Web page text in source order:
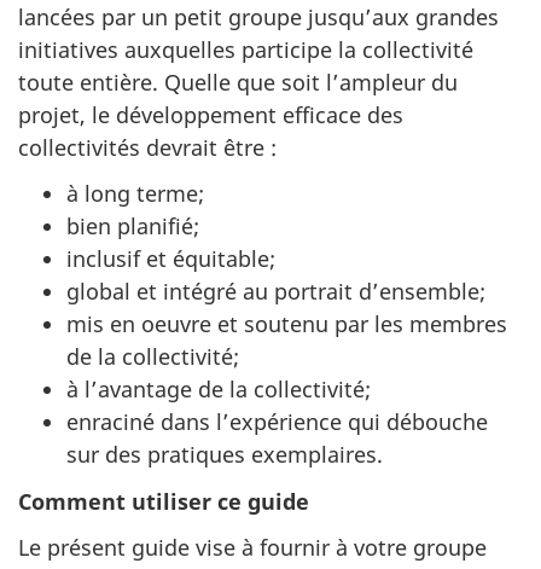
lancées par un petit groupe jusqu’aux grandes
initiatives auxquelles participe la collectivité
toute entière. Quelle que soit l’ampleur du
projet, le développement efficace des
collectivités devrait être :
à long terme;
bien planifié;
inclusif et équitable;
global et intégré au portrait d’ensemble;
mis en oeuvre et soutenu par les membres
de la collectivité;
à l’avantage de la collectivité;
enraciné dans l’expérience qui débouche
sur des pratiques exemplaires.
Comment utiliser ce guide
Le présent guide vise à fournir à votre groupe